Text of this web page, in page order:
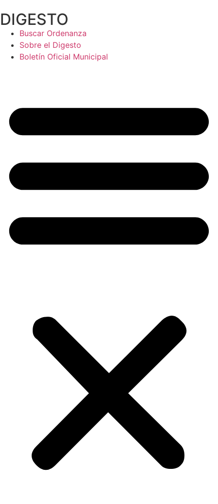
al
contenido
DIGESTO
Buscar Ordenanza
Sobre el Digesto
Boletín Oficial Municipal